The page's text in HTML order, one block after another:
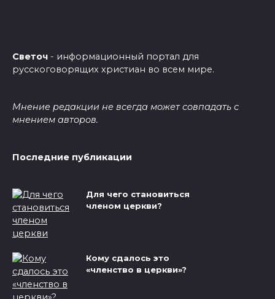
Светоч - информационный портал для
русскоговорящих христиан во всем мире.
Мнение редакции не всегда может совпадать с
мнением авторов.
Последние публикации
Для чего становиться
членом церкви?
Кому сдалось это
«членство в церкви»?